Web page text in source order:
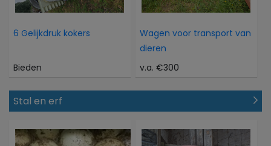
6 Gelijkdruk kokers
Bieden
Wagen voor transport van
dieren
v.a. €300
Stal en erf